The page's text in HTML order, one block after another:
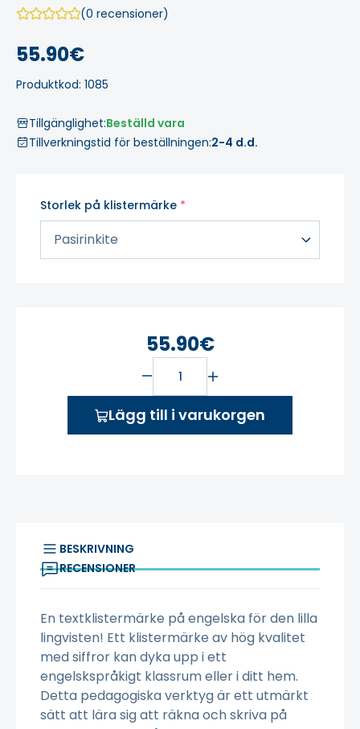
(0 recensioner)
55.90€
Produktkod: 1085
Tillgänglighet:Beställd vara
Tillverkningstid för beställningen:2-4 d.d.
Storlek på klistermärke
55.90€
Lägg till i varukorgen
BESKRIVNING
RECENSIONER
En textklistermärke på engelska för den lilla
lingvisten! Ett klistermärke av hög kvalitet
med siffror kan dyka upp i ett
engelskspråkigt klassrum eller i ditt hem.
Detta pedagogiska verktyg är ett utmärkt
sätt att lära sig att räkna och skriva på